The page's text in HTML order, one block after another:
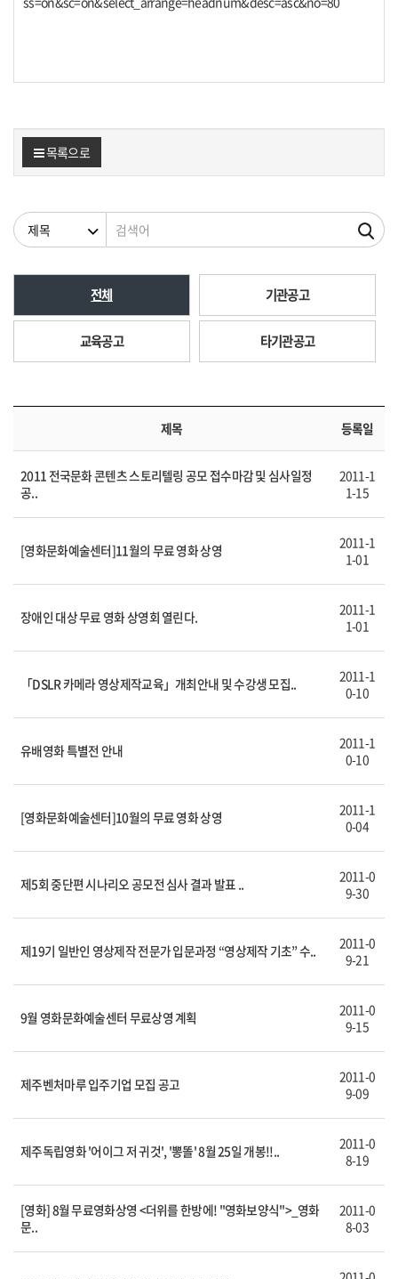
목록으로
검색조건 검색어
전체 기관공고
교육공고 타기관공고
제목 등록일
2011 전국문화 콘텐츠 스토리텔링 공모 접수마감 및 심사일정
공..
2011-1
1-15
[영화문화예술센터]11월의 무료 영화 상영
2011-1
1-01
장애인 대상 무료 영화 상영회 열린다.
2011-1
1-01
「DSLR 카메라 영상제작교육」개최안내 및 수강생 모집..
2011-1
0-10
유배영화 특별전 안내
2011-1
0-10
[영화문화예술센터]10월의 무료 영화 상영
2011-1
0-04
제5회 중단편 시나리오 공모전 심사 결과 발표 ..
2011-0
9-30
제19기 일반인 영상제작 전문가 입문과정 “영상제작 기초” 수..
2011-0
9-21
9월 영화문화예술센터 무료상영 계획
2011-0
9-15
제주벤처마루 입주기업 모집 공고
2011-0
9-09
제주독립영화 '어이그 저 귀것', '뽕똘' 8월 25일 개봉!!..
2011-0
8-19
[영화] 8월 무료영화상영 <더위를 한방에! "영화보양식">_영화
문..
2011-0
8-03